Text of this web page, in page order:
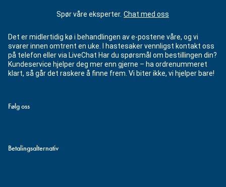
Spør våre eksperter. Chat med oss
Det er midlertidig kø i behandlingen av e-postene våre, og vi
svarer innen omtrent en uke. I hastesaker vennligst kontakt oss
på telefon eller via LiveChat Har du spørsmål om bestillingen din?
Kundeservice hjelper deg mer enn gjerne – ha ordrenummeret
klart, så går det raskere å finne frem. Vi biter ikke, vi hjelper bare!
Følg oss
Betalingsalternativ